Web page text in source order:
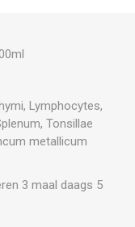
Lymphocytes,
Tonsillae
metallicum
3 maal daags 5